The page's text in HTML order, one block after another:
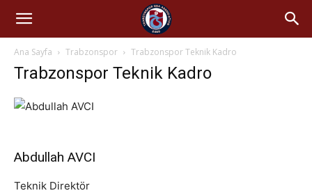
Ana Sayfa Trabzonspor Trabzonspor Teknik Kadro
Trabzonspor Teknik Kadro
Abdullah AVCI
Teknik Direktör